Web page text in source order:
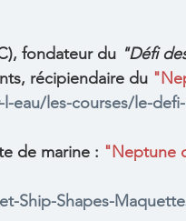
fondateur du "Défi
récipiendaire du
eau/les-courses/le-
de marine : "Neptune
Ship-Shapes-